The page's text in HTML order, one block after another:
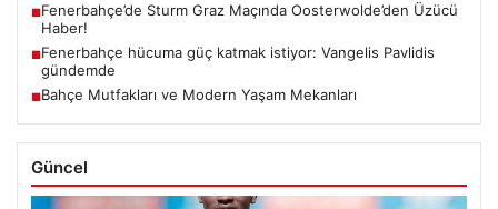
■Fenerbahçe’de Sturm Graz Maçında Oosterwolde’den Üzücü
Haber!
■Fenerbahçe hücuma güç katmak istiyor: Vangelis Pavlidis
gündemde
■Bahçe Mutfakları ve Modern Yaşam Mekanları
Güncel